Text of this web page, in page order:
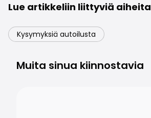
Lue artikkeliin liittyviä aiheita
Kysymyksiä autoilusta
Muita sinua kiinnostavia